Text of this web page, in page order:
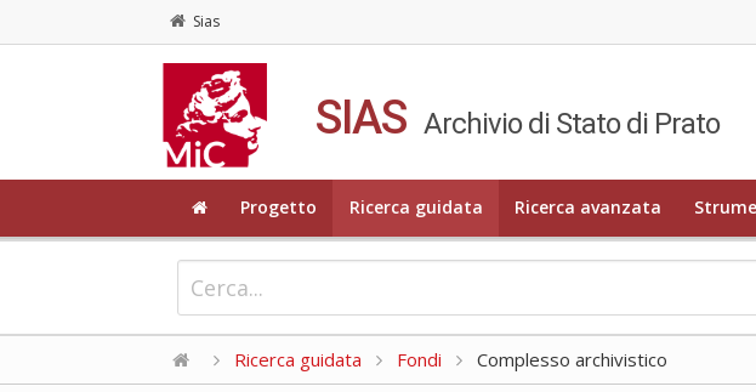
Sias
SIAS Archivio di Stato di Prato
Progetto Ricerca guidata Ricerca avanzata
Ricerca guidata Fondi Complesso archivistico